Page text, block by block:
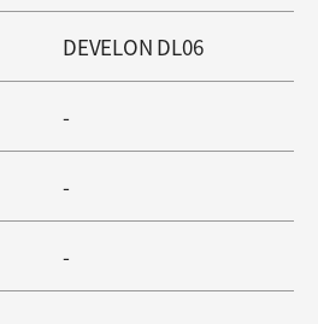
DEVELON DL06
-
-
-